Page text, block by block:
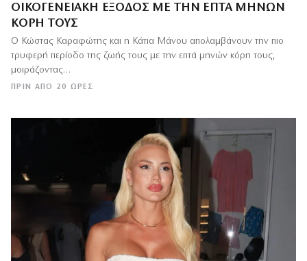
ΟΙΚΟΓΕΝΕΙΑΚΉ ΈΞΟΔΟΣ ΜΕ ΤΗΝ ΕΠΤΆ ΜΗΝΏΝ
ΚΌΡΗ ΤΟΥΣ
ΠΡΙΝ ΑΠΌ 20 ΏΡΕΣ
Ο Κώστας Καραφώτης και η Κάτια Μάνου απολαμβάνουν την πιο
τρυφερή περίοδο της ζωής τους με την επτά μηνών κόρη τους,
μοιράζοντας…